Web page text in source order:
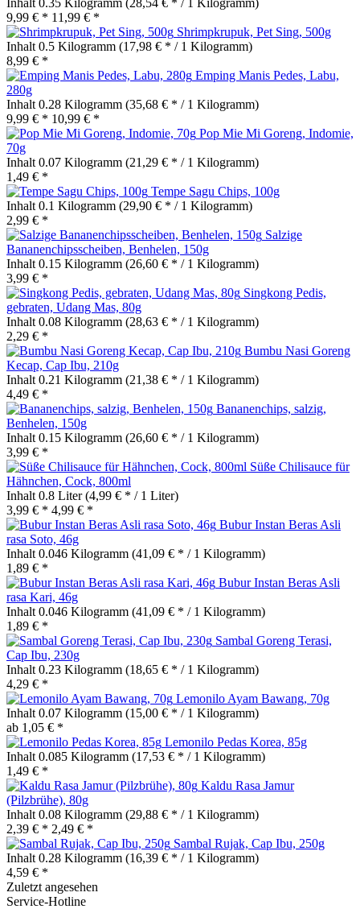
9,99 € * 11,99 € *
Shrimpkrupuk, Pet Sing, 500g
Inhalt 0.5 Kilogramm (17,98 € * / 1 Kilogramm)
8,99 € *
Emping Manis Pedes, Labu,
280g
Inhalt 0.28 Kilogramm (35,68 € * / 1 Kilogramm)
9,99 € * 10,99 € *
Pop Mie Mi Goreng, Indomie,
70g
Inhalt 0.07 Kilogramm (21,29 € * / 1 Kilogramm)
1,49 € *
Tempe Sagu Chips, 100g
Inhalt 0.1 Kilogramm (29,90 € * / 1 Kilogramm)
2,99 € *
Salzige
Bananenchipsscheiben, Benhelen, 150g
Inhalt 0.15 Kilogramm (26,60 € * / 1 Kilogramm)
3,99 € *
Singkong Pedis,
gebraten, Udang Mas, 80g
Inhalt 0.08 Kilogramm (28,63 € * / 1 Kilogramm)
2,29 € *
Bumbu Nasi Goreng
Kecap, Cap Ibu, 210g
Inhalt 0.21 Kilogramm (21,38 € * / 1 Kilogramm)
4,49 € *
Bananenchips, salzig,
Benhelen, 150g
Inhalt 0.15 Kilogramm (26,60 € * / 1 Kilogramm)
3,99 € *
Süße Chilisauce für
Hähnchen, Cock, 800ml
Inhalt 0.8 Liter(4,99 € * / 1 Liter)
3,99 € * 4,99 € *
Bubur Instan Beras Asli
rasa Soto, 46g
Inhalt 0.046 Kilogramm (41,09 € * / 1 Kilogramm)
1,89 € *
Bubur Instan Beras Asli
rasa Kari, 46g
Inhalt 0.046 Kilogramm (41,09 € * / 1 Kilogramm)
1,89 € *
Sambal Goreng Terasi,
Cap Ibu, 230g
Inhalt 0.23 Kilogramm (18,65 € * / 1 Kilogramm)
4,29 € *
Lemonilo Ayam Bawang, 70g
Inhalt 0.07 Kilogramm (15,00 € * / 1 Kilogramm)
ab 1,05 € *
Lemonilo Pedas Korea, 85g
Inhalt 0.085 Kilogramm (17,53 € * / 1 Kilogramm)
1,49 € *
Kaldu Rasa Jamur
(Pilzbrühe), 80g
Inhalt 0.08 Kilogramm (29,88 € * / 1 Kilogramm)
2,39 € * 2,49 € *
Sambal Rujak, Cap Ibu, 250g
Inhalt 0.28 Kilogramm (16,39 € * / 1 Kilogramm)
4,59 € *
Zuletzt angesehen
Service-Hotline